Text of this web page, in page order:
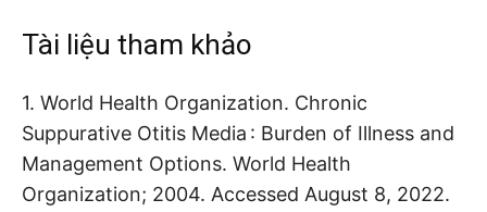
Tài liệu tham khảo
1. World Health Organization. Chronic
Suppurative Otitis Media : Burden of Illness and
Management Options. World Health
Organization; 2004. Accessed August 8, 2022.